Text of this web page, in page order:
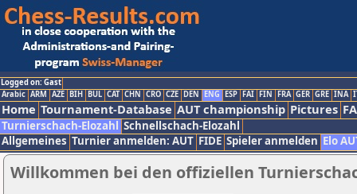
Logged on: Gast
Arabic ARM AZE BIH BUL CAT CHN CRO CZE DEN ENG ESP FAI FIN FRA GER GRE INA
Home Tournament-Database AUT championship Pictures
Turnierschach-Elozahl Schnellschach-Elozahl
Allgemeines Turnier anmelden: AUT FIDE Spieler anmelden Elo
Willkommen bei den offiziellen